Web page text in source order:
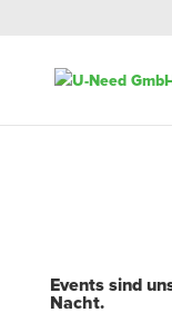
Events sind
Nacht.